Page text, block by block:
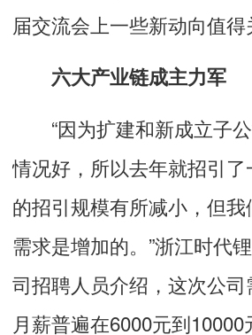
届交流会上一些新动向值得
六大产业链成主力军
“因为扩建和新成立子
情况好，所以去年就招引
的招引规模有所减小，但
需求是增加的。”浙江时代
司招聘人员介绍，这次公司
月薪普遍在6000元到